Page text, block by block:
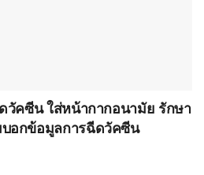
วัคซีน ใส่หน้ากากอนามัย รักษา
อกข้อมูลการฉีดวัคซีน